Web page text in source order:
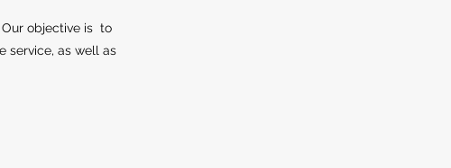
objective is to
service, as well as